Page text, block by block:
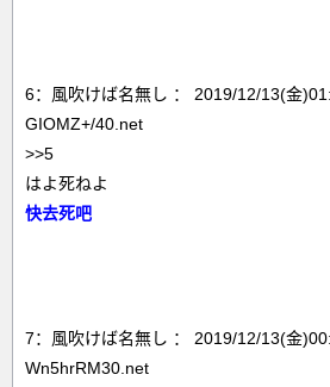
6：風吹けば名無し ： 2019/12/13(金
GIOMZ+/40.net
>>5
はよ死ねよ
快去死吧
7：風吹けば名無し ： 2019/12/13(金
Wn5hrRM30.net